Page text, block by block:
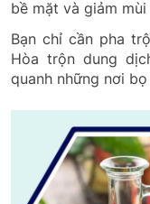
bề mặt và giảm
Bạn chỉ cần pha
Hòa trộn dung
quanh những nơi